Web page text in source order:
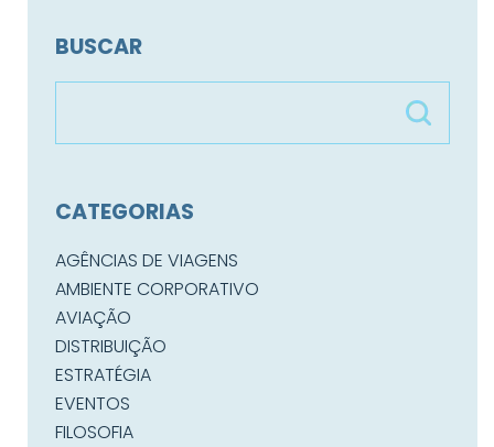
BUSCAR
CATEGORIAS
AGÊNCIAS DE VIAGENS
AMBIENTE CORPORATIVO
AVIAÇÃO
DISTRIBUIÇÃO
ESTRATÉGIA
EVENTOS
FILOSOFIA